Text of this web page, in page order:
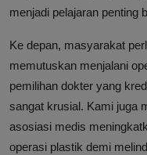
menjadi pelajaran penting
Ke depan, masyarakat
memutuskan menjalani
pemilihan dokter yang
sangat krusial. Kami juga
asosiasi medis
operasi plastik demi